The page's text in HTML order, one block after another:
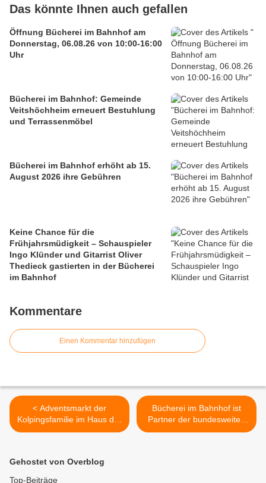
Das könnte Ihnen auch gefallen
Öffnung Bücherei im Bahnhof am
Donnerstag, 06.08.26 von 10:00-16:00
Uhr
Bücherei im Bahnhof: Gemeinde
Veitshöchheim erneuert Bestuhlung
und Terrassenmöbel
Bücherei im Bahnhof erhöht ab 15.
August 2026 ihre Gebühren
Keine Chance für die
Frühjahrsmüdigkeit – Schauspieler
Ingo Klünder und Gitarrist Oliver
Thedieck gastierten in der Bücherei
im Bahnhof
Kommentare
Einen Kommentar hinzufügen
< Adventsmarkt der
Kolpingsfamilie im Haus der
Begegnung am 24.
Bücherei im Bahnhof ist
Partner der bundesweiten
frühkindlichen
Gehostet von Overblog
Top-Beiträge